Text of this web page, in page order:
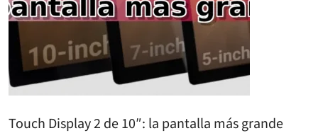
Touch Display 2 de 10″: la pantalla más grande